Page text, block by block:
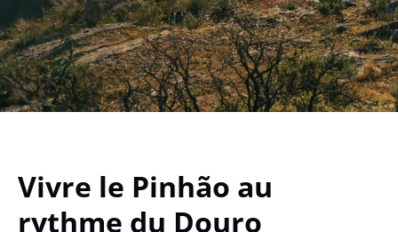
Vivre le Pinhão au
rythme du Douro